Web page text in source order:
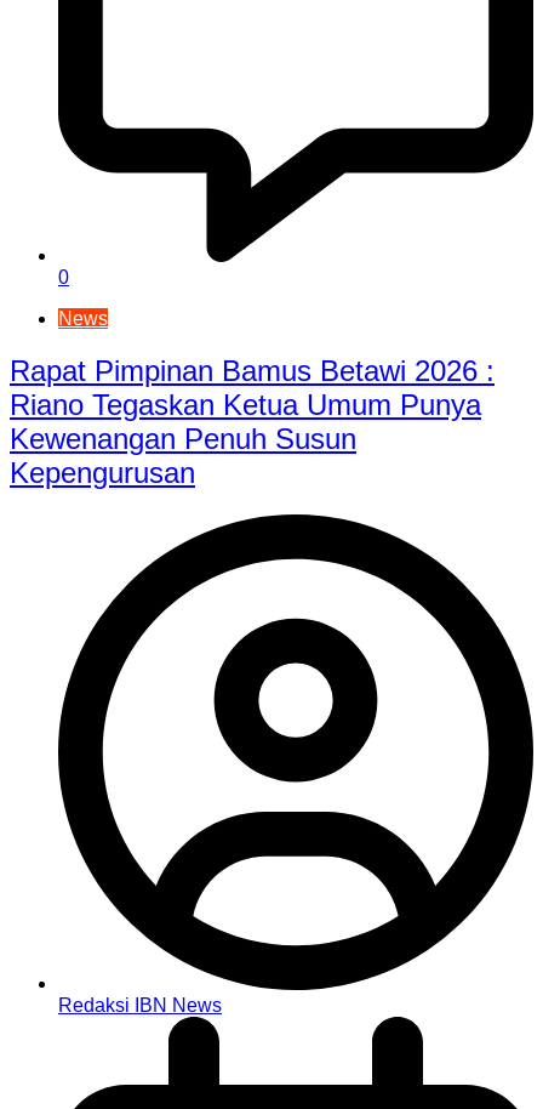
0
News
Rapat Pimpinan Bamus Betawi 2026 :
Riano Tegaskan Ketua Umum Punya
Kewenangan Penuh Susun
Kepengurusan
Redaksi IBN News